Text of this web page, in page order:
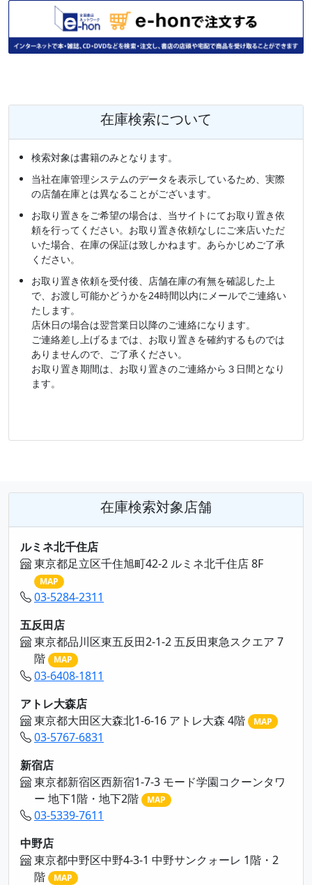
在庫検索について
検索対象は書籍のみとなります。
当社在庫管理システムのデータを表示しているため、実際
の店舗在庫とは異なることがございます。
お取り置きをご希望の場合は、当サイトにてお取り置き依
頼を行ってください。お取り置き依頼なしにご来店いただ
いた場合、在庫の保証は致しかねます。あらかじめご了承
ください。
お取り置き依頼を受付後、店舗在庫の有無を確認した上
で、お渡し可能かどうかを24時間以内にメールでご連絡い
たします。
店休日の場合は翌営業日以降のご連絡になります。
ご連絡差し上げるまでは、お取り置きを確約するものでは
ありませんので、ご了承ください。
お取り置き期間は、お取り置きのご連絡から３日間となり
ます。
在庫検索対象店舗
ルミネ北千住店
東京都足立区千住旭町42-2 ルミネ北千住店 8F
MAP
03-5284-2311
五反田店
東京都品川区東五反田2-1-2 五反田東急スクエア 7
階
MAP
03-6408-1811
アトレ大森店
東京都大田区大森北1-6-16 アトレ大森 4階
MAP
03-5767-6831
新宿店
東京都新宿区西新宿1-7-3 モード学園コクーンタワ
ー 地下1階・地下2階
MAP
03-5339-7611
中野店
東京都中野区中野4-3-1 中野サンクォーレ 1階・2
階
MAP